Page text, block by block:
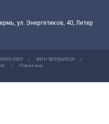
ул. Энергетиков, 40, Литер
/ ИНН 5905069329
/
/
Политика